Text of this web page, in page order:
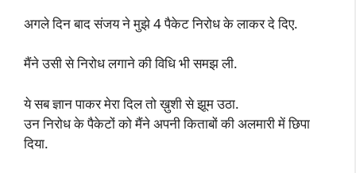
अगले दिन बाद संजय ने मुझे 4 पैकेट निरोध के लाकर दे दिए.
मैंने उसी से निरोध लगाने की विधि भी समझ ली.
ये सब ज्ञान पाकर मेरा दिल तो ख़ुशी से झूम उठा.
उन निरोध के पैकेटों को मैंने अपनी किताबों की अलमारी में छिपा
दिया.